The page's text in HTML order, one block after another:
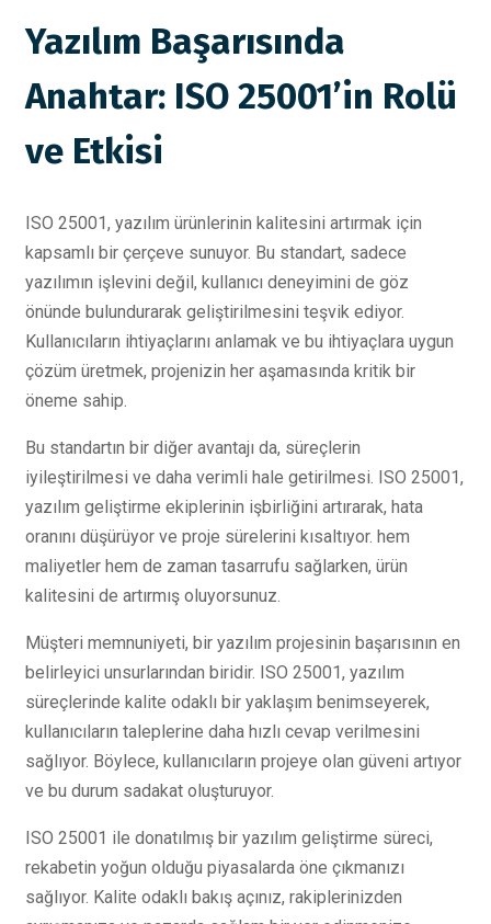
Yazılım Başarısında
Anahtar: ISO 25001’in Rolü
ve Etkisi
ISO 25001, yazılım ürünlerinin kalitesini artırmak için
kapsamlı bir çerçeve sunuyor. Bu standart, sadece
yazılımın işlevini değil, kullanıcı deneyimini de göz
önünde bulundurarak geliştirilmesini teşvik ediyor.
Kullanıcıların ihtiyaçlarını anlamak ve bu ihtiyaçlara uygun
çözüm üretmek, projenizin her aşamasında kritik bir
öneme sahip.
Bu standartın bir diğer avantajı da, süreçlerin
iyileştirilmesi ve daha verimli hale getirilmesi. ISO 25001,
yazılım geliştirme ekiplerinin işbirliğini artırarak, hata
oranını düşürüyor ve proje sürelerini kısaltıyor. hem
maliyetler hem de zaman tasarrufu sağlarken, ürün
kalitesini de artırmış oluyorsunuz.
Müşteri memnuniyeti, bir yazılım projesinin başarısının en
belirleyici unsurlarından biridir. ISO 25001, yazılım
süreçlerinde kalite odaklı bir yaklaşım benimseyerek,
kullanıcıların taleplerine daha hızlı cevap verilmesini
sağlıyor. Böylece, kullanıcıların projeye olan güveni artıyor
ve bu durum sadakat oluşturuyor.
ISO 25001 ile donatılmış bir yazılım geliştirme süreci,
rekabetin yoğun olduğu piyasalarda öne çıkmanızı
sağlıyor. Kalite odaklı bakış açınız, rakiplerinizden